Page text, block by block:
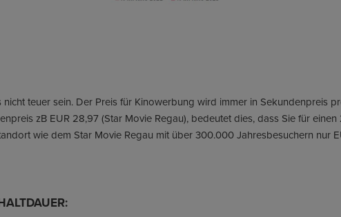
nicht teuer sein. Der Preis für Kinowerbung wird immer in Sekundenpreis
zB EUR 28,97 (Star Movie Regau), bedeutet dies, dass Sie für
wie dem Star Movie Regau mit über 300.000 Jahresbesuchern nur